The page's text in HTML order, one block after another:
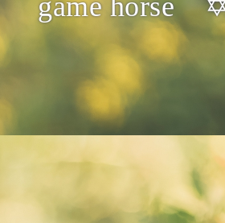
game horse